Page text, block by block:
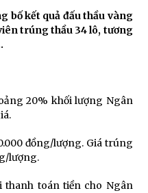
bố kết quả đấu thầu vàng
trúng thầu 34 lô, tương
20% khối lượng Ngân
đồng/lượng. Giá trúng
lượng.
thanh toán tiền cho Ngân